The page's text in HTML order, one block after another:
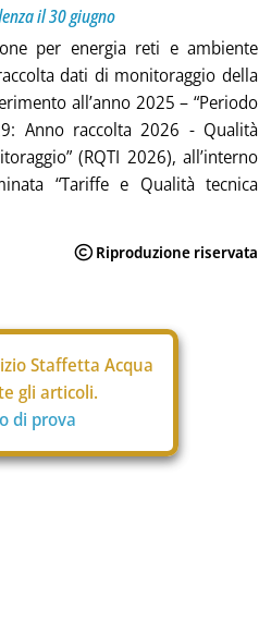
il 30 giugno
per energia reti e ambiente
dati di monitoraggio della
all’anno 2025 – “Periodo
Anno raccolta 2026 - Qualità
(RQTI 2026), all’interno
“Tariffe e Qualità tecnica
Staffetta Acqua
gli articoli.
di prova